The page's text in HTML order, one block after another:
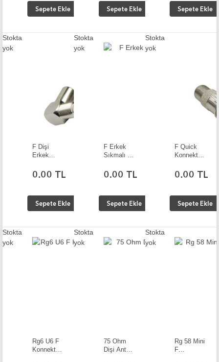
Sepete Ekle Sepete Ekle Sepete Ekle
Stokta
yok
F Dişi
Erkek
Çevirici 90
Drc 10
0.00 TL
Sepete Ekle
Stokta
yok
F Erkek
Sıkmalı 10
0.00 TL
Sepete Ekle
Stokta
yok
F Quick
Konnektör
0.00 TL
Sepete Ekle
Stokta
yok
Rg6 U6 F
Konnektör
Stokta
yok
75 Ohm
Dişi Anten
Stokta
yok
Rg 58 Mini
F